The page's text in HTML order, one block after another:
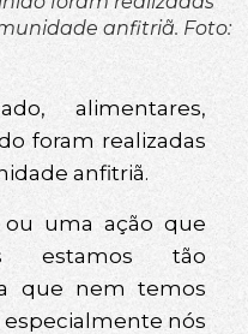
anfitriã. Foto:
alimentares,
foram realizadas
anfitriã.
ou uma ação que
estamos tão
que nem temos
nós